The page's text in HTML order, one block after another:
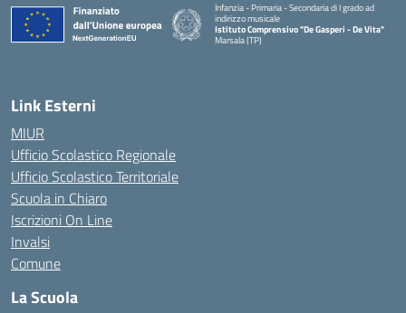
Infanzia - Primaria - Secondaria di I grado ad
indirizzo musicale
Istituto Comprensivo "De Gasperi - De Vita"
Marsala (TP)
Link Esterni
MIUR
Ufficio Scolastico Regionale
Ufficio Scolastico Territoriale
Scuola in Chiaro
Iscrizioni On Line
Invalsi
Comune
La Scuola